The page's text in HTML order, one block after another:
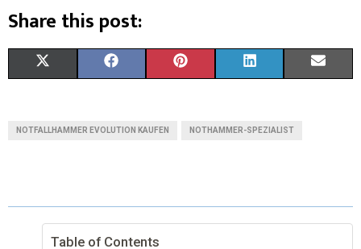
Share this post:
T
T
O
O
R D
NOTFALLHAMMER EVOLUTION KAUFEN NOTHAMMER-SPEZIALIST
Table of Contents